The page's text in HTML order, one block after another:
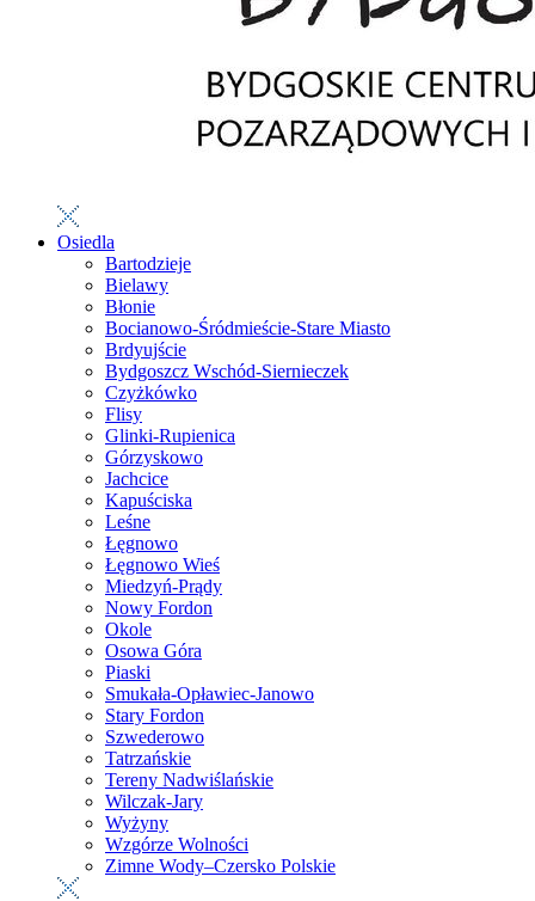
Osiedla
Bartodzieje
Bielawy
Błonie
Bocianowo-Śródmieście-Stare Miasto
Brdyujście
Bydgoszcz Wschód-Siernieczek
Czyżkówko
Flisy
Glinki-Rupienica
Górzyskowo
Jachcice
Kapuściska
Leśne
Łęgnowo
Łęgnowo Wieś
Miedzyń-Prądy
Nowy Fordon
Okole
Osowa Góra
Piaski
Smukała-Opławiec-Janowo
Stary Fordon
Szwederowo
Tatrzańskie
Tereny Nadwiślańskie
Wilczak-Jary
Wyżyny
Wzgórze Wolności
Zimne Wody–Czersko Polskie